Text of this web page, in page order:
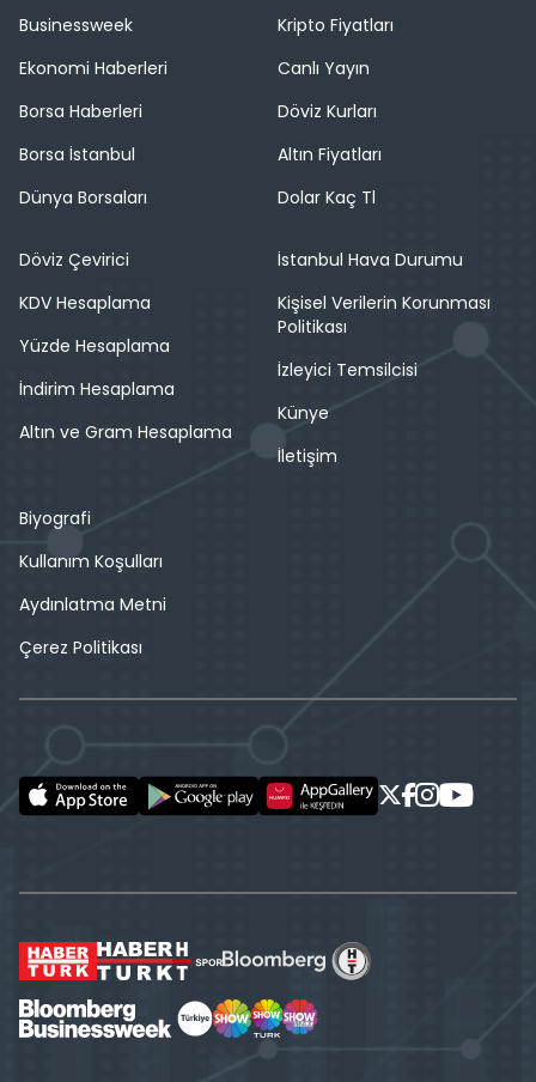
Businessweek
Ekonomi Haberleri
Borsa Haberleri
Borsa İstanbul
Dünya Borsaları
Kripto Fiyatları
Canlı Yayın
Döviz Kurları
Altın Fiyatları
Dolar Kaç Tl
Döviz Çevirici
KDV Hesaplama
Yüzde Hesaplama
İndirim Hesaplama
Altın ve Gram Hesaplama
İstanbul Hava Durumu
Kişisel Verilerin Korunması
Politikası
İzleyici Temsilcisi
Künye
İletişim
Biyografi
Kullanım Koşulları
Aydınlatma Metni
Çerez Politikası